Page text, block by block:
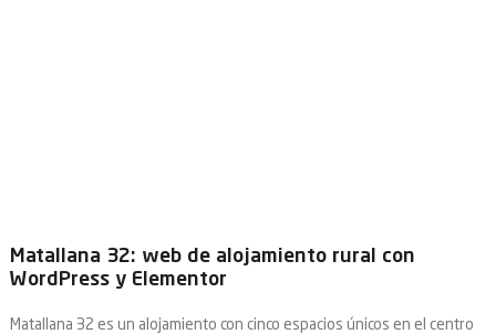
Matallana 32: web de alojamiento rural con
WordPress y Elementor
Matallana 32 es un alojamiento con cinco espacios únicos en el centro